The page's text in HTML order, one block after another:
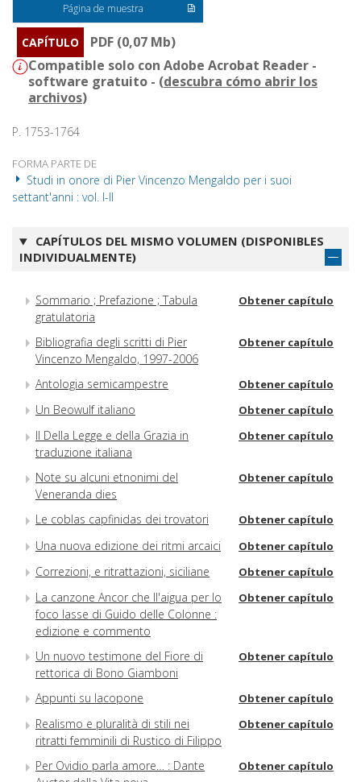
Página de muestra
CAPÍTULO
PDF (0,07 Mb)
Compatible solo con Adobe Acrobat Reader -
software gratuito - (descubra cómo abrir los
archivos)
P. 1753-1764
FORMA PARTE DE
Studi in onore di Pier Vincenzo Mengaldo per i suoi
settant'anni : vol. I-II
CAPÍTULOS DEL MISMO VOLUMEN (DISPONIBLES
INDIVIDUALMENTE)
Sommario ; Prefazione ; Tabula
gratulatoria
Obtener capítulo
Bibliografia degli scritti di Pier
Vincenzo Mengaldo, 1997-2006
Obtener capítulo
Antologia semicampestre Obtener capítulo
Un Beowulf italiano Obtener capítulo
Il Della Legge e della Grazia in
traduzione italiana
Obtener capítulo
Note su alcuni etnonimi del
Veneranda dies
Obtener capítulo
Le coblas capfinidas dei trovatori Obtener capítulo
Una nuova edizione dei ritmi arcaici Obtener capítulo
Correzioni, e ritrattazioni, siciliane Obtener capítulo
La canzone Ancor che ll'aigua per lo
foco lasse di Guido delle Colonne :
edizione e commento
Obtener capítulo
Un nuovo testimone del Fiore di
rettorica di Bono Giamboni
Obtener capítulo
Appunti su Iacopone Obtener capítulo
Realismo e pluralità di stili nei
ritratti femminili di Rustico di Filippo
Obtener capítulo
Per Ovidio parla amore… : Dante
Obtener capítulo